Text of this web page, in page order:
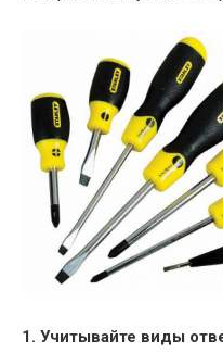
1. Учитывайте виды